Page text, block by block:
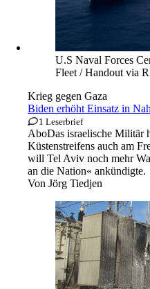
U.S Naval Forces
Fleet / Handout via
Krieg gegen Gaza
Biden erhöht Einsatz in
1 Leserbrief
AboDas israelische Militär
Küstenstreifens auch am
will Tel Aviv noch mehr
an die Nation« ankündigte.
Von Jörg Tiedjen